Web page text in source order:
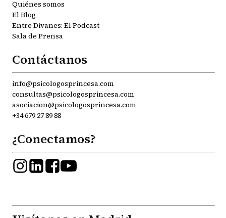
Quiénes somos
El Blog
Entre Divanes: El Podcast
Sala de Prensa
Contáctanos
info@psicologosprincesa.com
consultas@psicologosprincesa.com
asociacion@psicologosprincesa.com
+34 679 27 89 88
¿Conectamos?